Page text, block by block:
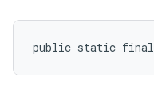
public static final